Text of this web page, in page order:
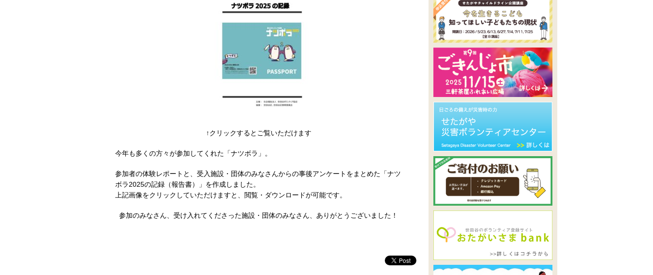
↑クリックするとご覧いただけます
今年も多くの方々が参加してくれた「ナツボラ」。
参加者の体験レポートと、受入施設・団体のみなさんからの事後アンケートをまとめた「ナツ
ボラ2025の記録（報告書）」を作成しました。
上記画像をクリックしていただけますと、閲覧・ダウンロードが可能です。
参加のみなさん、受け入れてくださった施設・団体のみなさん、ありがとうございました！